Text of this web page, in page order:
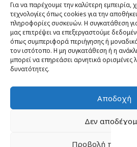
Για να παρέχουμε την καλύτερη εμπειρία,
τεχνολογίες όπως cookies για την
πληροφορίες συσκευών. Η συγκατάθεση
μας επιτρέψει να επεξεργαστούμε
όπως συμπεριφορά περιήγησης ή
τον ιστότοπο. Η μη συγκατάθεση ή η
μπορεί να επηρεάσει αρνητικά ορισμένες
δυνατότητες.
Αποδοχή
Δεν
Προβολή
© Copyright 2026, All Rights